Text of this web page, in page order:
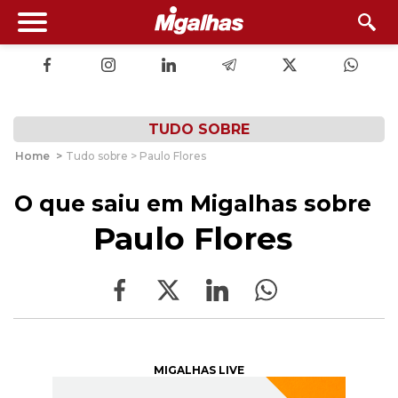
TUDO SOBRE
Home > Tudo sobre > Paulo Flores
O que saiu em Migalhas sobre
Paulo Flores
MIGALHAS LIVE